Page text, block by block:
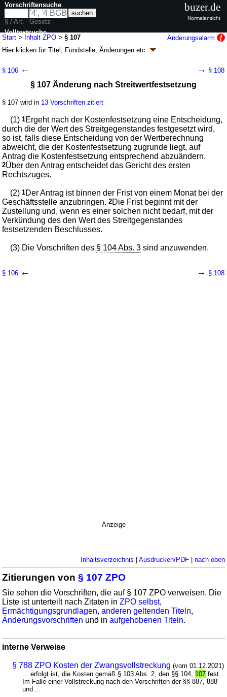
Start > Inhalt ZPO >§ 107
Änderungsalarm
Hier klicken fürTitel, Fundstelle, Änderungen etc.
neugefasst durch B. v. 05.12.2005
1781; zuletzt geändert durchArtikel 3G. v. 20.05.2026BGBl. 2026 I Nr.
Geltung ab 01.01.1964; FNA: 310-4
134 weitere Fassungen | wird in 1971 Vorschriften zitiert
Buch 1 Allgemeine Vorschriften
Abschnitt 2 Parteien
Titel 5 Prozesskosten
§ 106 ← → § 108
§ 107 Änderung nach Streitwertfestsetzung
§ 107 wird in 13 Vorschriften zitiert
(1)1Ergeht nach der Kostenfestsetzung eine Entscheidung,
durch die der Wert des Streitgegenstandes festgesetzt wird,
so ist, falls diese Entscheidung von der Wertberechnung
abweicht, die der Kostenfestsetzung zugrunde liegt, auf
Antrag die Kostenfestsetzung entsprechend abzuändern.
2Über den Antrag entscheidet das Gericht des ersten
Rechtszuges.
(2)1Der Antrag ist binnen der Frist von einem Monat bei der
Geschäftsstelle anzubringen.2Die Frist beginnt mit der
Zustellung und, wenn es einer solchen nicht bedarf, mit der
Verkündung des den Wert des Streitgegenstandes
festsetzenden Beschlusses.
(3) Die Vorschriften des § 104 Abs. 3 sind anzuwenden.
§ 106 ← → § 108
Anzeige
Inhaltsverzeichnis | Ausdrucken/PDF| nach oben
Zitierungen von§ 107 ZPO
Sie sehen die Vorschriften, die auf § 107 ZPO verweisen. Die
Liste ist unterteilt nach Zitaten inZPO selbst,
Ermächtigungsgrundlagen,anderen geltenden Titeln,
Änderungsvorschriften und inaufgehobenen Titeln.
interne Verweise
§ 788 ZPO Kosten der Zwangsvollstreckung (vom 01.12.2021)
... erfolgt ist, die Kosten gemäß § 103 Abs. 2, den §§ 104, 107 fest.
Im Falle einer Vollstreckung nach den Vorschriften der §§ 887, 888
und ...
Vorschriftensuche
§ / Art.
Gesetz
Volltextsuche
nur in ZPO
buzer.de
Normalansicht